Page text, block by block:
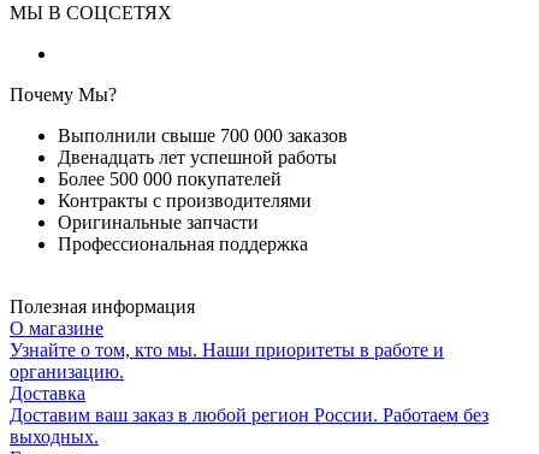
МЫ В СОЦСЕТЯХ
Почему Мы?
Выполнили свыше 700 000 заказов
Двенадцать лет успешной работы
Более 500 000 покупателей
Контракты с производителями
Оригинальные запчасти
Профессиональная поддержка
Полезная информация
О магазине
Узнайте о том, кто мы. Наши приоритеты в работе и
организацию.
Доставка
Доставим ваш заказ в любой регион России. Работаем без
выходных.